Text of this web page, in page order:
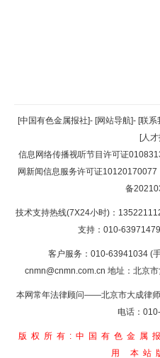
返回
返
[中国有色金属报社]- [网站导航]- [联系
[人
信息网络传播视听节目许可证
网新闻信息服务许可证10120170077
备
技术支持热线(7X24小时)：
支持：010-
客户服务：010-63941034 (
cnmn@cnmn.com.cn 地址：北京
本网常年法律顾问——北京市大成律
电话：
版权所有:中国有色金属
用 本站